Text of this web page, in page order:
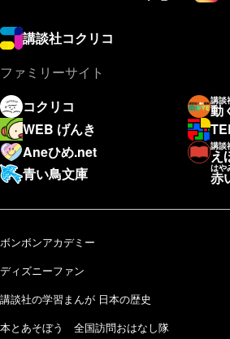
講談社コクリコ
ファミリーサイト
コクリコ
講談
動
WEB げんき
Aneひめ.net
講談
え
青い鳥文庫
はや
赤
ボンボンアカデミー
ディズニーファン
講談社の学習まんが 日本の歴史
本とあそぼう 全国訪問おはなし隊